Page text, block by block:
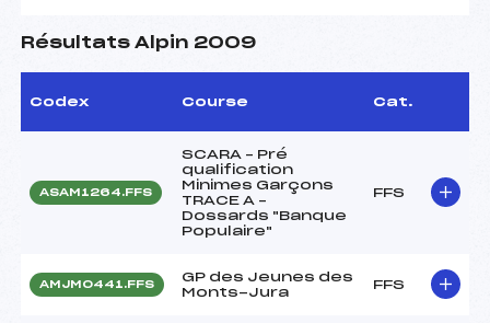
Résultats Alpin 2009
Codex Course Cat.
ASAM1264.FFS
SCARA – Pré
qualification
Minimes Garçons
TRACE A –
Dossards "Banque
Populaire"
FFS
AMJM0441.FFS
GP des Jeunes des
Monts-Jura
FFS